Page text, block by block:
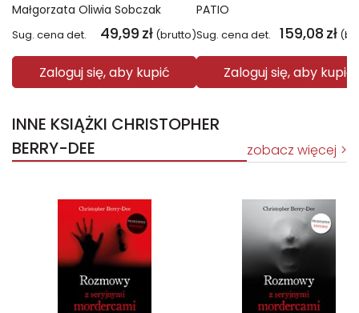
Małgorzata Oliwia Sobczak
Sug. cena det. 49,99 zł (brutto)
Zaloguj się, aby kupić
PATIO
Sug. cena det. 159,08 zł
Zaloguj się, aby kupić
INNE KSIĄŻKI CHRISTOPHER
BERRY-DEE
zobacz więcej